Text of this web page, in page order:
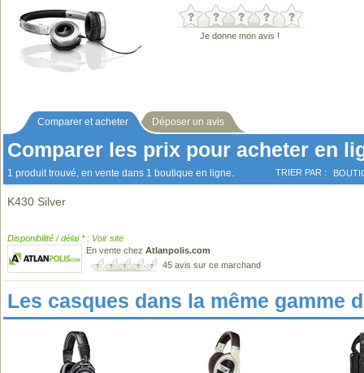
Je donne mon avis !
Comparer et acheter Déposer un avis
Comparer les prix pour acheter en
1 produit trouvé, en vente dans 1 boutique en ligne. TRIER PAR :
K430 Silver
Disponibilité / délai * : Voir site
En vente chez Atlanpolis.com
45 avis sur ce marchand
Les casques dans la même gamme